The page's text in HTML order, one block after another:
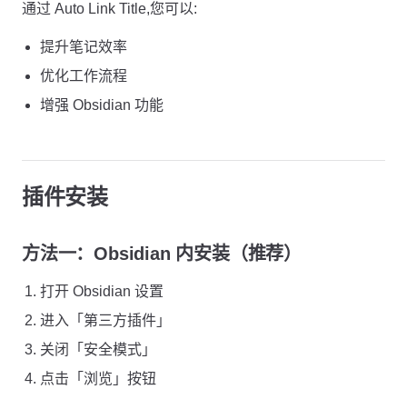
通过 Auto Link Title,您可以:
提升笔记效率
优化工作流程
增强 Obsidian 功能
插件安装
方法一：Obsidian 内安装（推荐）
打开 Obsidian 设置
进入「第三方插件」
关闭「安全模式」
点击「浏览」按钮